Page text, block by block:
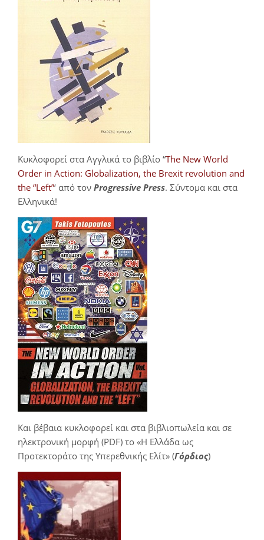
Κυκλοφορεί στα Αγγλικά το βιβλίο “The New World
Order in Action: Globalization, the Brexit revolution and
the “Left”‘ από τον Progressive Press. Σύντομα και στα
Ελληνικά!
Και βέβαια κυκλοφορεί και στα βιβλιοπωλεία και σε
ηλεκτρονική μορφή (PDF) το «Η Ελλάδα ως
Προτεκτοράτο της Υπερεθνικής Ελίτ» (Γόρδιος)